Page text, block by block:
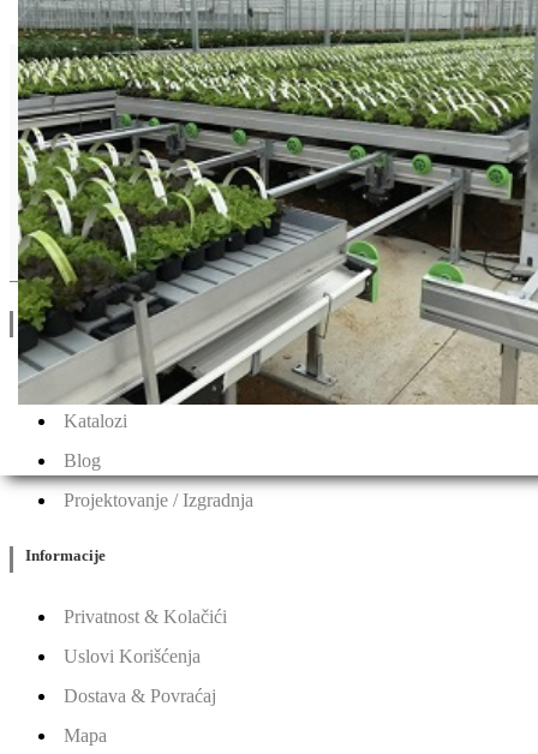
Syngenta
Drugi Proizvodi od Syngenta
Linkovi
O Nama
Katalozi
Blog
Projektovanje / Izgradnja
Informacije
Privatnost & Kolačići
Uslovi Korišćenja
Dostava & Povraćaj
Mapa